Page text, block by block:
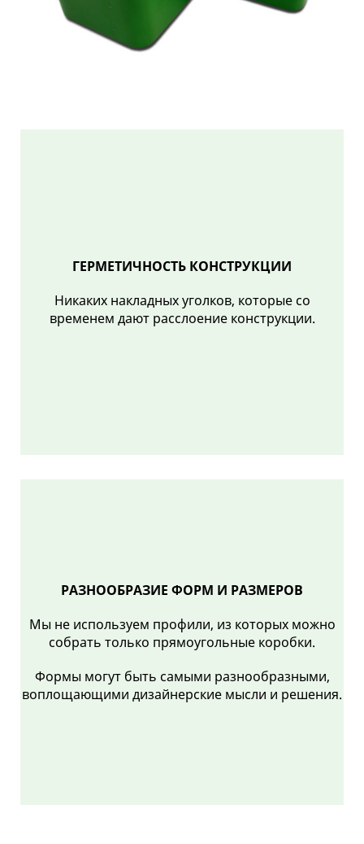
ГЕРМЕТИЧНОСТЬ КОНСТРУКЦИИ
Никаких накладных уголков, которые со
временем дают расслоение конструкции.
РАЗНООБРАЗИЕ ФОРМ И РАЗМЕРОВ
Мы не используем профили, из которых можно
собрать только прямоугольные коробки.
Формы могут быть самыми разнообразными,
воплощающими дизайнерские мысли и решения.